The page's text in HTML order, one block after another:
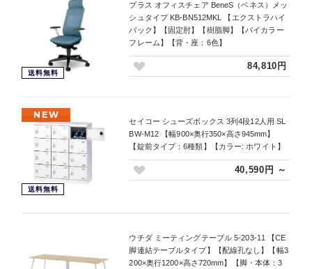
送料無料
プラス オフィスチェア BeneS（ベネス）メッ
シュタイプ KB-BN512MKL 【エクストラハイ
バック】【固定肘】【樹脂脚】【バイカラー
フレーム】【背・座：6色】
84,810円
NEW
送料無料
セイコー シューズボックス 3列4段12人用 SL
BW-M12 【幅900×奥行350×高さ945mm】
【錠前タイプ：6種類】【カラー: ホワイト】
40,590円 ～
ウチダ ミーティングテーブル 5-203-11 【CE
脚連結テーブルタイプ】【配線孔なし】【幅3
200×奥行1200×高さ720mm】【脚・本体：3